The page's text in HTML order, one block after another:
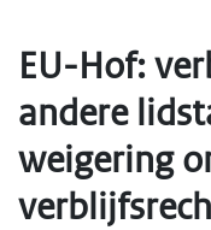
EU-Hof:
andere
weigering